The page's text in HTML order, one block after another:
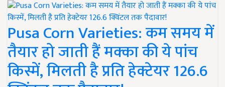
Pusa Corn Varieties: कम समय में
तैयार हो जाती हैं मक्का की ये पांच
किस्में, मिलती है प्रति हेक्टेयर 126.6